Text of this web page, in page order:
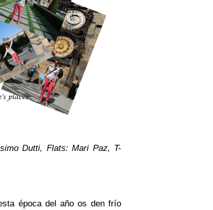
Dutti, Flats: Mari Paz, T-
época del año os den frío